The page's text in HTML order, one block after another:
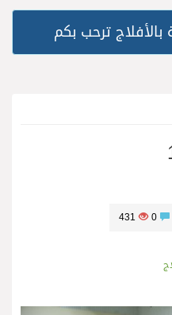
بالأفلاج ترحب بكم
431